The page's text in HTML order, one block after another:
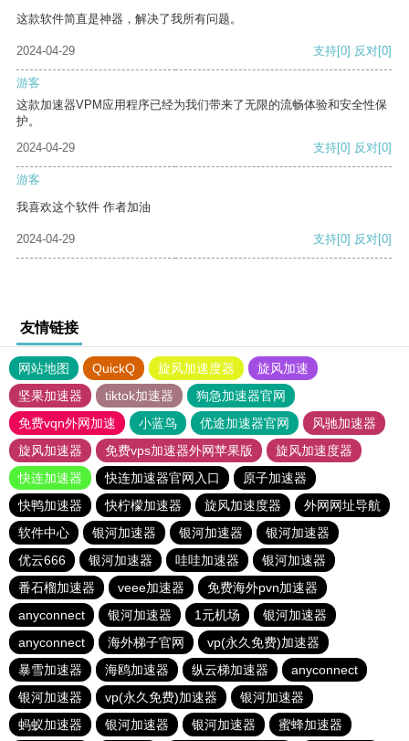
这款软件简直是神器，解决了我所有问题。
2024-04-29 支持[0] 反对[0]
游客
这款加速器VPM应用程序已经为我们带来了无限的流畅体验和安全性保
护。
2024-04-29
支持[0] 反对[0]
游客
我喜欢这个软件 作者加油
2024-04-29 支持[0] 反对[0]
友情链接
网站地图 QuickQ 旋风加速度器
旋风加速
坚果加速器
tiktok加速器
狗急加速器官网
免费vqn外网加速
小蓝鸟 优途加速器官网
风驰加速器
旋风加速器
免费vps加速器外网苹果版
旋风加速度器
快连加速器
快连加速器官网入口
原子加速器
快鸭加速器
快柠檬加速器 旋风加速度器
外网网址导航
软件中心
银河加速器 银河加速器
银河加速器
优云666
银河加速器 哇哇加速器
银河加速器
番石榴加速器
veee加速器
免费海外pvn加速器
anyconnect
银河加速器 1元机场
银河加速器
anyconnect
海外梯子官网
vp(永久免费)加速器
暴雪加速器
海鸥加速器 纵云梯加速器
anyconnect
银河加速器
vp(永久免费)加速器
银河加速器
蚂蚁加速器
银河加速器 银河加速器 蜜蜂加速器